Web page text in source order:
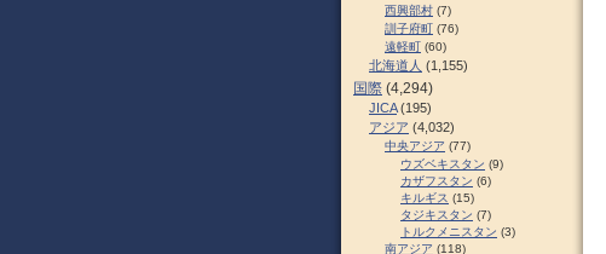
西興部村 (7)
訓子府町 (76)
遠軽町 (60)
北海道人 (1,155)
国際 (4,294)
JICA(195)
アジア (4,032)
中央アジア (77)
ウズベキスタン (9)
カザフスタン (6)
キルギス (15)
タジキスタン (7)
トルクメニスタン (3)
南アジア (118)